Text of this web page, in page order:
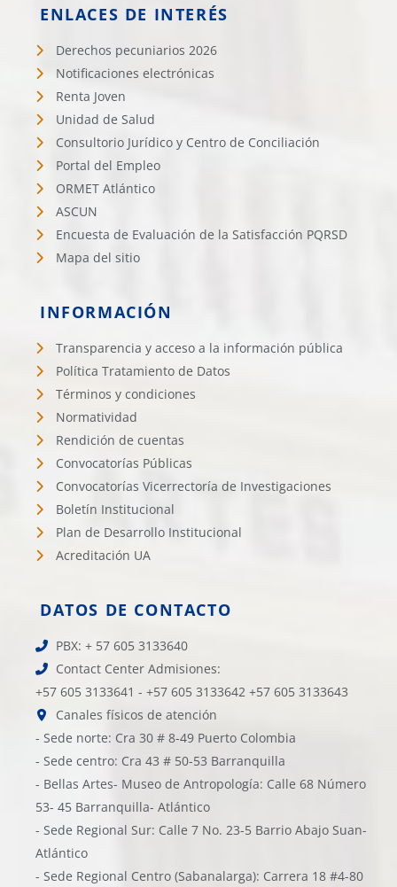
ENLACES DE INTERÉS
Derechos pecuniarios 2026
Notificaciones electrónicas
Renta Joven
Unidad de Salud
Consultorio Jurídico y Centro de Conciliación
Portal del Empleo
ORMET Atlántico
ASCUN
Encuesta de Evaluación de la Satisfacción PQRSD
Mapa del sitio
INFORMACIÓN
Transparencia y acceso a la información pública
Política Tratamiento de Datos
Términos y condiciones
Normatividad
Rendición de cuentas
Convocatorías Públicas
Convocatorías Vicerrectoría de Investigaciones
Boletín Institucional
Plan de Desarrollo Institucional
Acreditación UA
DATOS DE CONTACTO
PBX: + 57 605 3133640
Contact Center Admisiones:
+57 605 3133641 - +57 605 3133642 +57 605 3133643
Canales físicos de atención
- Sede norte: Cra 30 # 8-49 Puerto Colombia
- Sede centro: Cra 43 # 50-53 Barranquilla
- Bellas Artes- Museo de Antropología: Calle 68 Número
53- 45 Barranquilla- Atlántico
- Sede Regional Sur: Calle 7 No. 23-5 Barrio Abajo Suan-
Atlántico
- Sede Regional Centro (Sabanalarga): Carrera 18 #4-80